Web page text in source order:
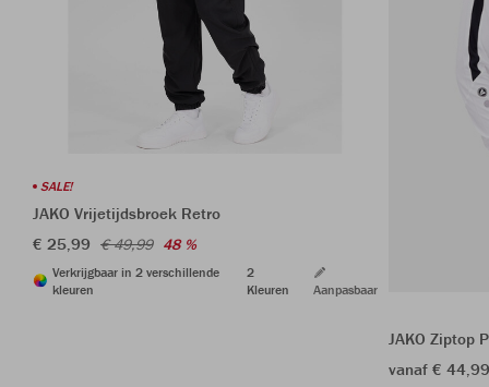
SALE!
JAKO Vrijetijdsbroek Retro
€ 25,99 € 49,99 48 %
Verkrijgbaar in 2 verschillende
kleuren
2
Kleuren
Aanpasbaar
JAKO Ziptop
vanaf €